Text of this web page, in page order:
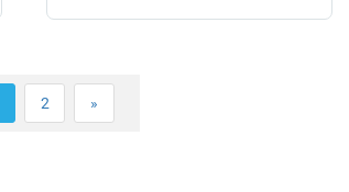
2 »